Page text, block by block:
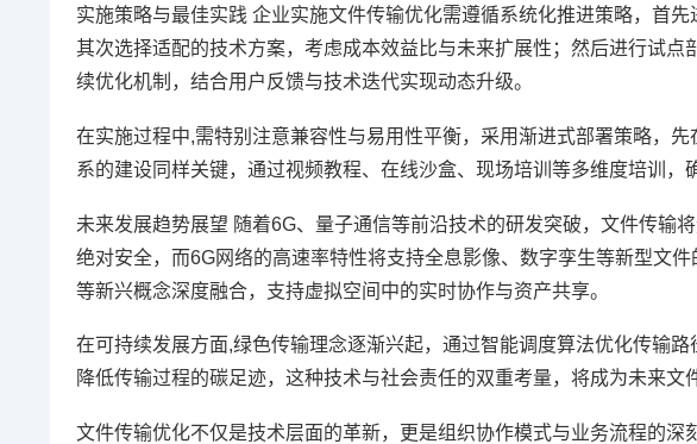
实施策略与最佳实践 企业实施文件传输优化需遵循系统化推进策略，首
其次选择适配的技术方案，考虑成本效益比与未来扩展性；然后进行试
续优化机制，结合用户反馈与技术迭代实现动态升级。
在实施过程中,需特别注意兼容性与易用性平衡，采用渐进式部署策略，
系的建设同样关键，通过视频教程、在线沙盒、现场培训等多维度培训，
未来发展趋势展望 随着6G、量子通信等前沿技术的研发突破，文件传输
绝对安全，而6G网络的高速率特性将支持全息影像、数字孪生等新型文
等新兴概念深度融合，支持虚拟空间中的实时协作与资产共享。
在可持续发展方面,绿色传输理念逐渐兴起，通过智能调度算法优化传输
降低传输过程的碳足迹，这种技术与社会责任的双重考量，将成为未来文
文件传输优化不仅是技术层面的革新，更是组织协作模式与业务流程的